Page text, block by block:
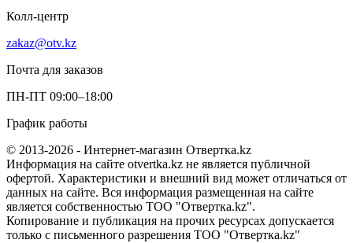
Колл-центр
zakaz@otv.kz
Почта для заказов
ПН-ПТ 09:00–18:00
График работы
© 2013-2026 - Интернет-магазин Отвертка.kz
Информация на сайте otvertka.kz не является публичной
офертой. Характеристики и внешний вид может отличаться от
данных на сайте. Вся информация размещенная на сайте
является собственностью ТОО "Отвертка.kz".
Копирование и публикация на прочих ресурсах допускается
только с письменного разрешения ТОО "Отвертка.kz"